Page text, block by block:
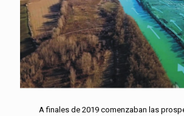
A finales de 2019 comenzaban las